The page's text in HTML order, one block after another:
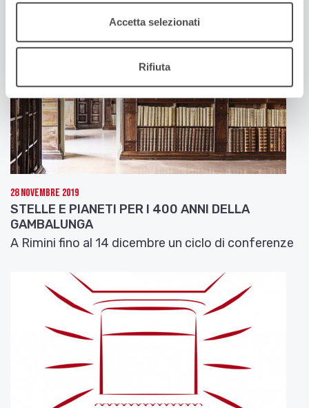
Accetta selezionati
Rifiuta
28 Novembre 2019
STELLE E PIANETI PER I 400 ANNI DELLA
GAMBALUNGA
A Rimini fino al 14 dicembre un ciclo di conferenze